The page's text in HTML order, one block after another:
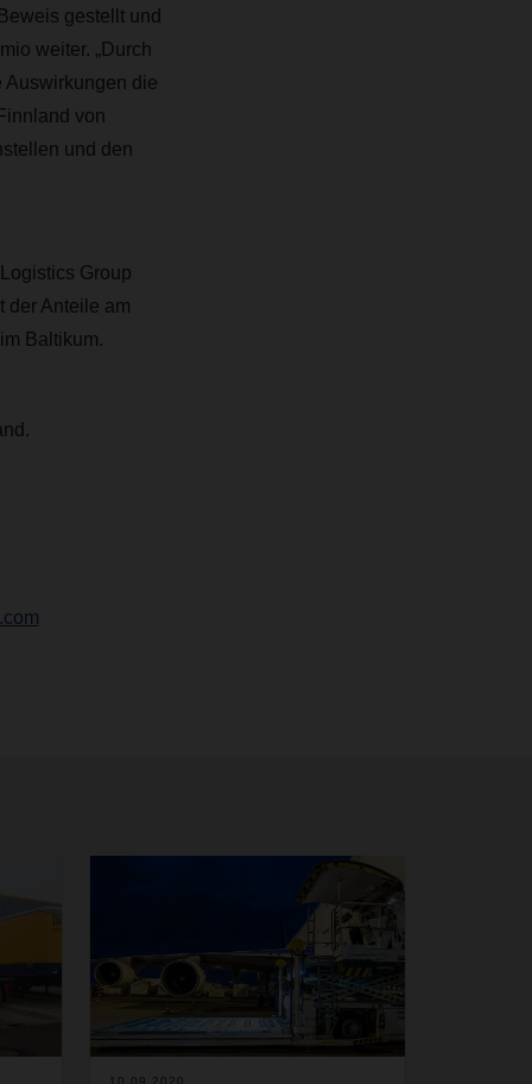
gestellt und
weiter. „Durch
Auswirkungen die
von
und den
Group
der Anteile am
Baltikum.
10.09.2020